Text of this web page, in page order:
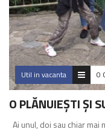
Util in vacanta 0
O PLĂNUIEȘTI ȘI
Ai unul, doi sau chiar mai